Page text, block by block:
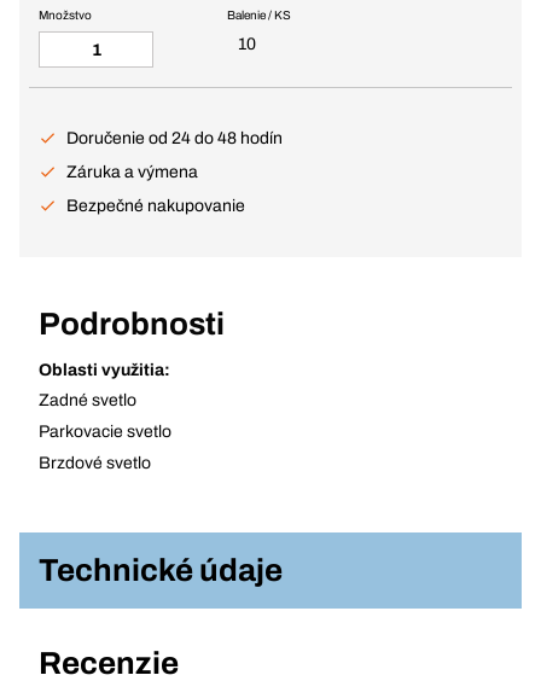
Balenie / KS
10
Množstvo
Doručenie od 24 do 48 hodín
Záruka a výmena
Bezpečné nakupovanie
Podrobnosti
Oblasti využitia:
Zadné svetlo
Parkovacie svetlo
Brzdové svetlo
Technické údaje
Recenzie